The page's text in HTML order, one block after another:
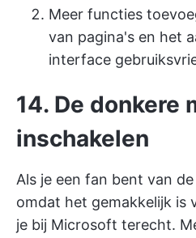
Meer functies
van pagina's en het
interface
14. De donkere
inschakelen
Als je een fan bent van
omdat het gemakkelijk is
je bij Microsoft terecht.